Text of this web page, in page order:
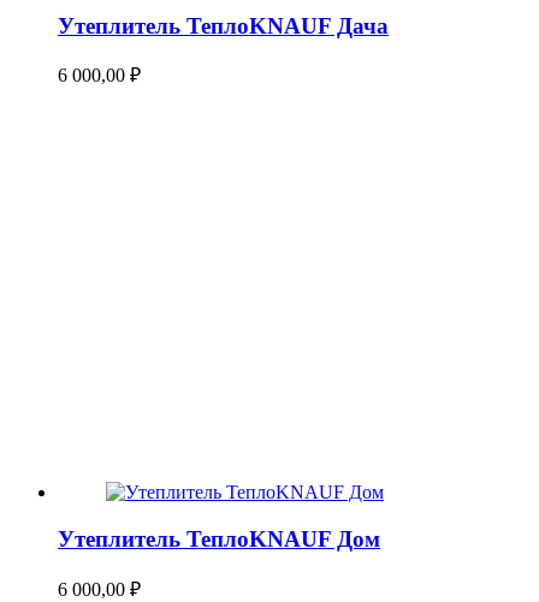
Утеплитель ТеплоKNAUF Дача
6 000,00 ₽
Утеплитель ТеплоKNAUF Дом
6 000,00 ₽